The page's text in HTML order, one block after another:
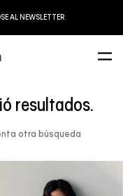
AL NEWSLETTER
resultados.
otra búsqueda